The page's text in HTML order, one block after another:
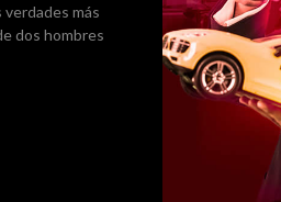
más
dos hombres